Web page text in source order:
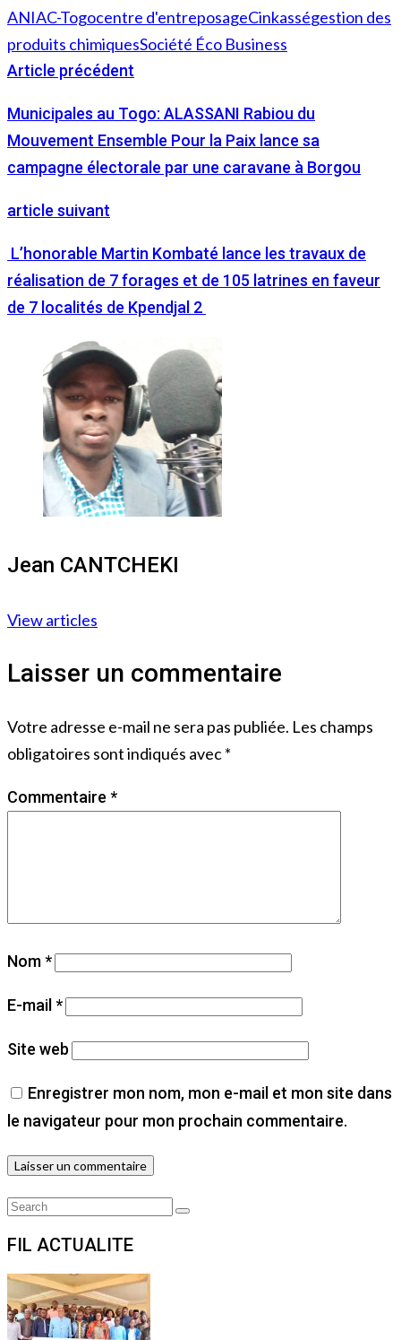
ANIAC-Togocentre d'entreposageCinkasségestion des
produits chimiquesSociété Éco Business
Article précédent
Municipales au Togo: ALASSANI Rabiou du
Mouvement Ensemble Pour la Paix lance sa
campagne électorale par une caravane à Borgou
article suivant
L’honorable Martin Kombaté lance les travaux de
réalisation de 7 forages et de 105 latrines en faveur
de 7 localités de Kpendjal 2
Jean CANTCHEKI
View articles
Laisser un commentaire
Votre adresse e-mail ne sera pas publiée. Les champs
obligatoires sont indiqués avec*
Commentaire *
Nom*
E-mail*
Site web
Enregistrer mon nom, mon e-mail et mon site dans
le navigateur pour mon prochain commentaire.
Search
Search
FIL ACTUALITE